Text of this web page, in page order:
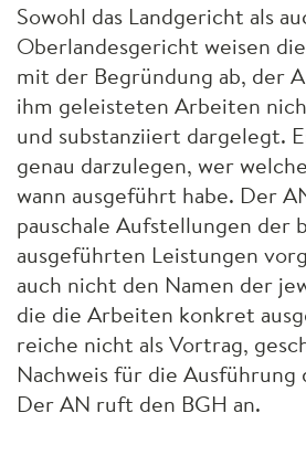
Sowohl das Landgericht als
Oberlandesgericht weisen
mit der Begründung ab, der
ihm geleisteten Arbeiten
und substanziiert dargelegt.
genau darzulegen, wer
wann ausgeführt habe. Der
pauschale Aufstellungen der
ausgeführten Leistungen
auch nicht den Namen der
die die Arbeiten konkret
reiche nicht als Vortrag,
Nachweis für die Ausführung
Der AN ruft den BGH an.